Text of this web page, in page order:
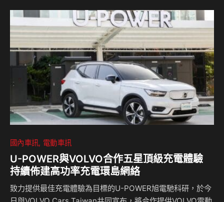
再為車壇掀起一陣GR風潮。 GR家族設計與專屬黑化套件 全
新改款COROLLA ALTIS GR SPORT擁有GR專屬套件，帶有
Ｇ字型格柵進氣孔的水箱護罩，…
國內車訊 電動車訊
U-POWER與VOLVO合作五星頂級充電體驗
持續佈建高功率充電環島網絡
致力提供最佳充電體驗為目標的U-POWER旭電馳科研，於今